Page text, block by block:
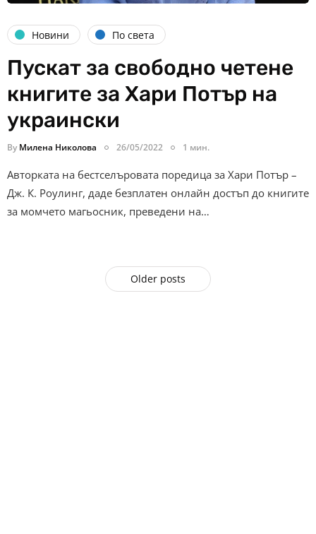
Новини По света
Пускат за свободно четене
книгите за Хари Потър на
украински
By Милена Николова 26/05/2022 1 мин.
Авторката на бестселъровата поредица за Хари Потър –
Дж. К. Роулинг, даде безплатен онлайн достъп до книгите
за момчето магьосник, преведени на…
Older posts